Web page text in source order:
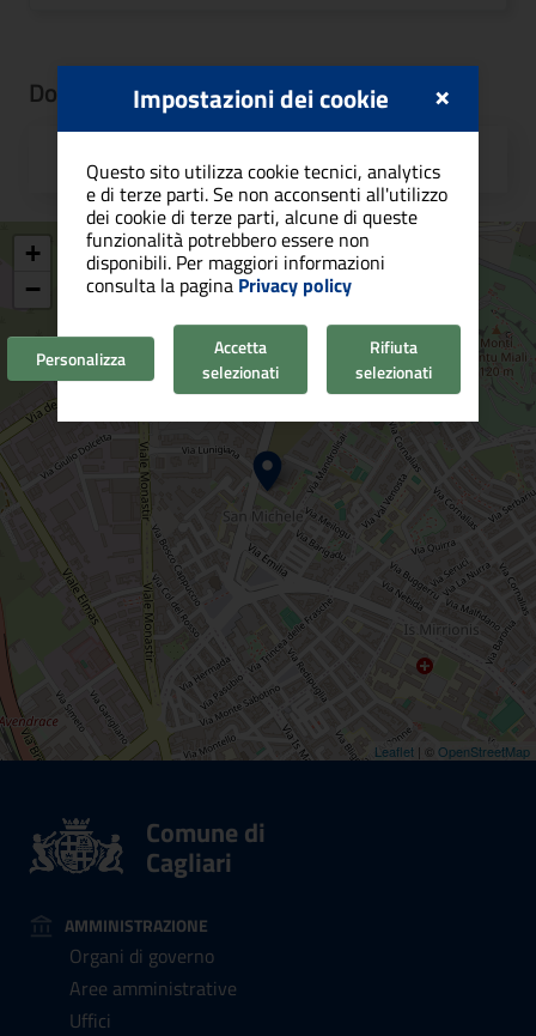
Documenti
Scheda Progetto CA2.2.4.1.b.pdf
+
−
Leaflet | © OpenStreetMap
Comune di
Cagliari
AMMINISTRAZIONE
Organi di governo
Aree amministrative
Uffici
×
Impostazioni dei cookie
Questo sito utilizza cookie tecnici, analytics
e di terze parti. Se non acconsenti all'utilizzo
dei cookie di terze parti, alcune di queste
funzionalità potrebbero essere non
disponibili. Per maggiori informazioni
consulta la pagina Privacy policy
Personalizza
Accetta
selezionati
Rifiuta
selezionati